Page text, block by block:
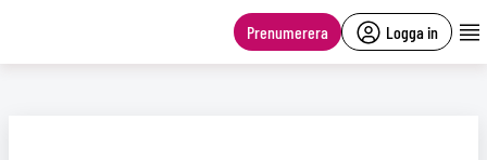
Prenumerera Logga in